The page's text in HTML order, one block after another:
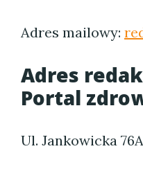
Adres mailowy:
Adres
Portal
Ul. Jankowicka